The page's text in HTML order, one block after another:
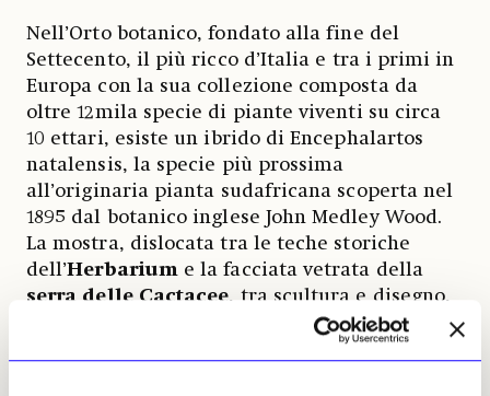
Nell’Orto botanico, fondato alla fine del
Settecento, il più ricco d’Italia e tra i primi in
Europa con la sua collezione composta da
oltre 12mila specie di piante viventi su circa
10 ettari, esiste un ibrido di Encephalartos
natalensis, la specie più prossima
all’originaria pianta sudafricana scoperta nel
1895 dal botanico inglese John Medley Wood.
La mostra, dislocata tra le teche storiche
dell’Herbarium e la facciata vetrata della
serra delle Cactacee, tra scultura e disegno,
, spiega la stessa
artista, docente all’Accademia di Brera,